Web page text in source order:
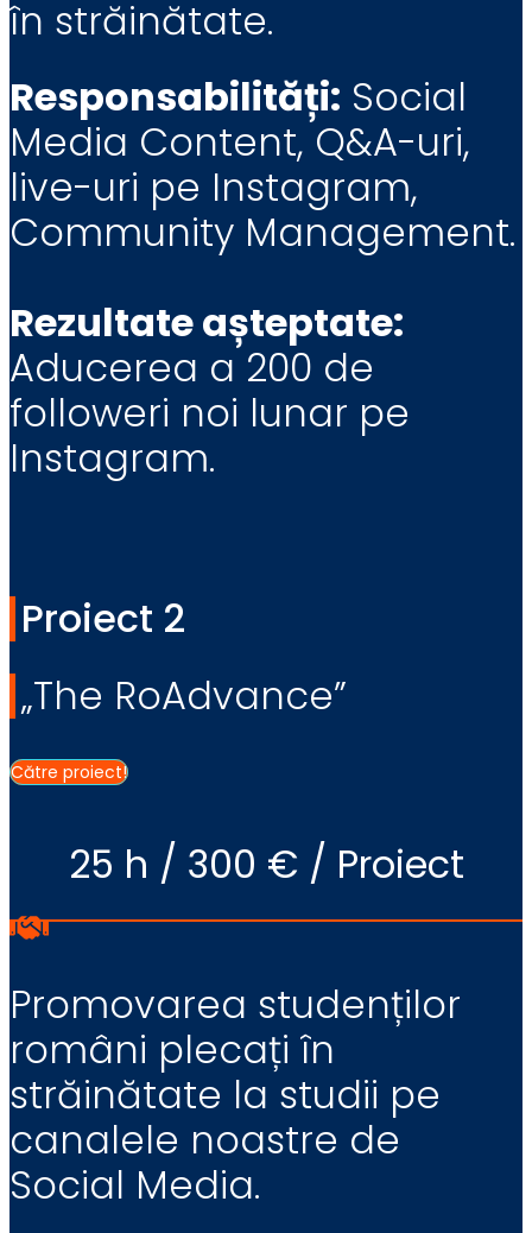
în străinătate.
Responsabilități: Social
Media Content, Q&A-uri,
live-uri pe Instagram,
Community Management.
Rezultate așteptate:
Aducerea a 200 de
followeri noi lunar pe
Instagram.
Proiect 2
„The RoAdvance”
Către proiect!
25 h / 300 € / Proiect
Promovarea studenților
români plecați în
străinătate la studii pe
canalele noastre de
Social Media.